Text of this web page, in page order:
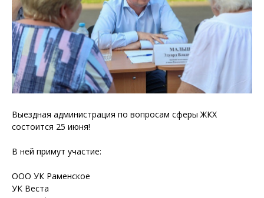
Выездная администрация по вопросам сферы ЖКХ
состоится 25 июня!
В ней примут участие:
ООО УК Раменское
УК Веста